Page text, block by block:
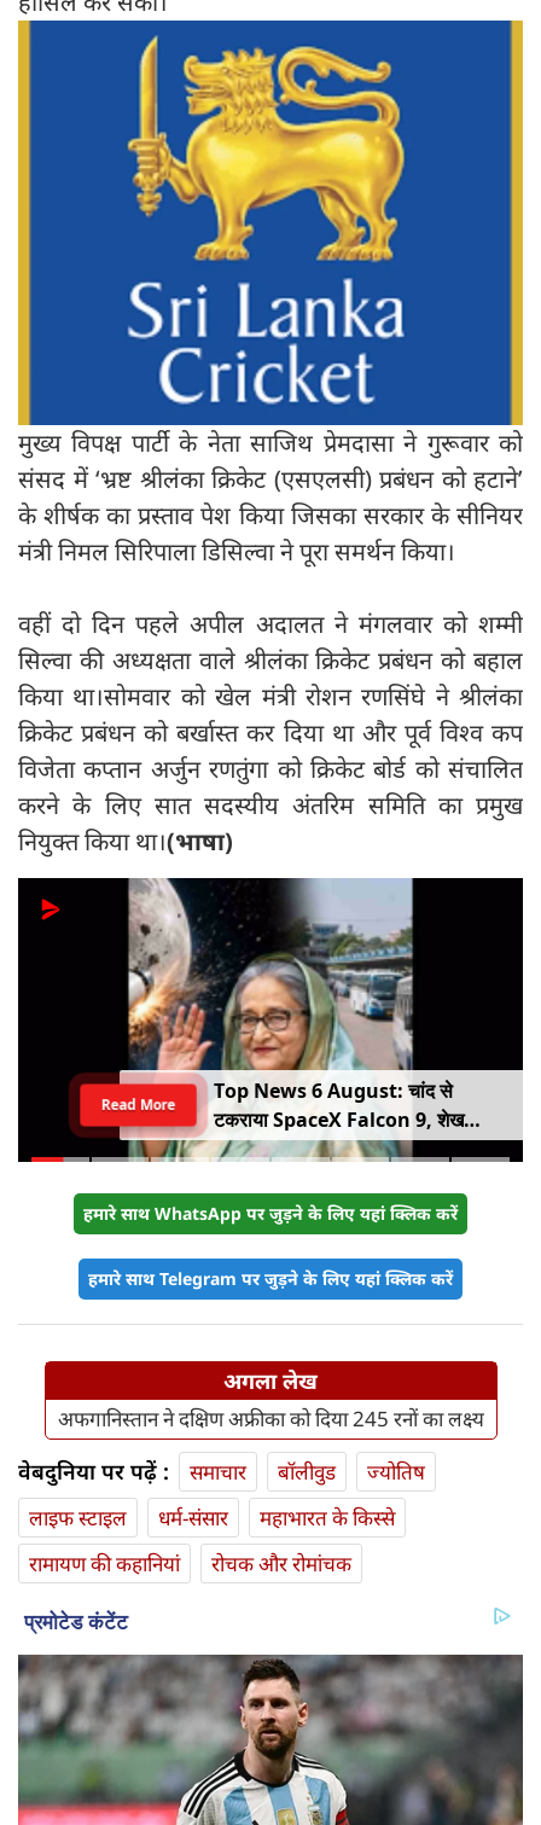
मुख्य विपक्ष पार्टी के नेता साजिथ प्रेमदासा ने गुरूवार को
संसद में ‘भ्रष्ट श्रीलंका क्रिकेट (एसएलसी) प्रबंधन को हटाने’
के शीर्षक का प्रस्ताव पेश किया जिसका सरकार के सीनियर
मंत्री निमल सिरिपाला डिसिल्वा ने पूरा समर्थन किया।
वहीं दो दिन पहले अपील अदालत ने मंगलवार को शम्मी
सिल्वा की अध्यक्षता वाले श्रीलंका क्रिकेट प्रबंधन को बहाल
किया था।सोमवार को खेल मंत्री रोशन रणसिंघे ने श्रीलंका
क्रिकेट प्रबंधन को बर्खास्त कर दिया था और पूर्व विश्व कप
विजेता कप्तान अर्जुन रणतुंगा को क्रिकेट बोर्ड को संचालित
करने के लिए सात सदस्यीय अंतरिम समिति का प्रमुख
नियुक्त किया था।(भाषा)
Top News 6 August: चांद से
टकराया SpaceX Falcon 9, शेख
हसीना की घर वापसी का ऐलान, MP में बस
Read More
हमारे साथ WhatsApp पर जुड़ने के लिए यहां क्लिक करें
हमारे साथ Telegram पर जुड़ने के लिए यहां क्लिक करें
अगला लेख
अफगानिस्तान ने दक्षिण अफ्रीका को दिया 245 रनों का लक्ष्य
वेबदुनिया पर पढ़ें : समाचार बॉलीवुड
ज्योतिष
लाइफ स्‍टाइल
धर्म-संसार
महाभारत के किस्से
रामायण की कहानियां
रोचक और रोमांचक